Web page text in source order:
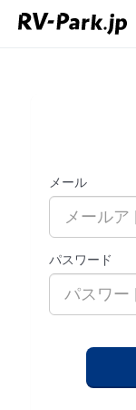
メール
パスワード